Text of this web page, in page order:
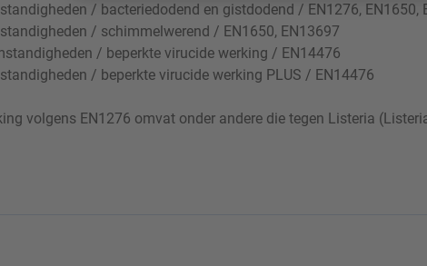
/ bacteriedodend en gistdodend / EN1276, EN1650,
/ schimmelwerend / EN1650, EN13697
/ beperkte virucide werking / EN14476
/ beperkte virucide werking PLUS / EN14476
volgens EN1276 omvat onder andere die tegen Listeria